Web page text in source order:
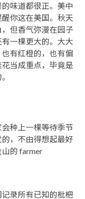
的味道都很正。美中
你这在美国。秋天
但香气弥漫在园子
一棵更大的。大大
有红橙的，也有偏
当成重点，毕竟是
种上一棵等待季节
，不由得想起最好
的 farmer
录所有已知的枇杷